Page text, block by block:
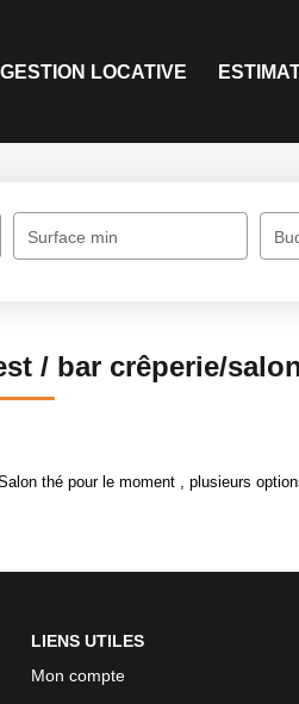
GESTION LOCATIVE
Surface min
/ bar crêperie/
thé pour le moment , plusieurs
LIENS UTILES
Mon compte